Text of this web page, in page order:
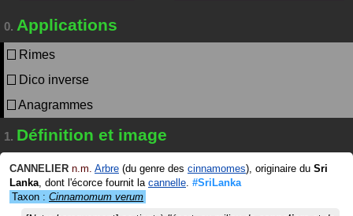
0. Applications
Rimes
Dico inverse
Anagrammes
1. Définition et image
CANNELIER n.m. Arbre (du genre des cinnamomes), originaire du Sri
Lanka, dont l'écorce fournit la cannelle. #SriLanka
Taxon : Cinnamomum verum